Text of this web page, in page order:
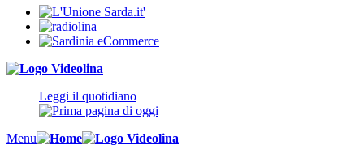
Leggi il quotidiano
Menu